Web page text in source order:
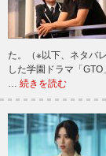
た。（※以下、ネタバ
した学園ドラマ「
… 続きを読む